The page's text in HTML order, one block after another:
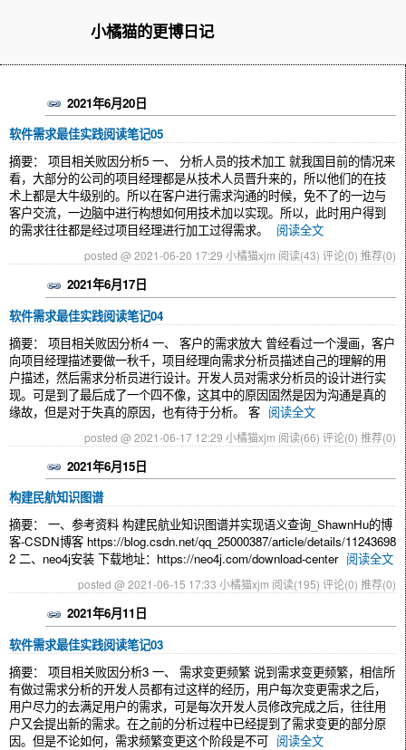
小橘猫的更博日记
2021年6月20日
软件需求最佳实践阅读笔记05
摘要： 项目相关败因分析5 一、 分析人员的技术加工 就我国目前的情况来
看，大部分的公司的项目经理都是从技术人员晋升来的，所以他们的在技
术上都是大牛级别的。所以在客户进行需求沟通的时候，免不了的一边与
客户交流，一边脑中进行构想如何用技术加以实现。所以，此时用户得到
的需求往往都是经过项目经理进行加工过得需求。
阅读全文
posted @ 2021-06-20 17:29 小橘猫xjm 阅读(43) 评论(0) 推荐(0)
2021年6月17日
软件需求最佳实践阅读笔记04
摘要： 项目相关败因分析4 一、 客户的需求放大 曾经看过一个漫画，客户
向项目经理描述要做一秋千，项目经理向需求分析员描述自己的理解的用
户描述，然后需求分析员进行设计。开发人员对需求分析员的设计进行实
现。可是到了最后成了一个四不像，这其中的原因固然是因为沟通是真的
缘故，但是对于失真的原因，也有待于分析。 客 阅读全文
posted @ 2021-06-17 12:29 小橘猫xjm 阅读(66) 评论(0) 推荐(0)
2021年6月15日
构建民航知识图谱
摘要： 一、参考资料 构建民航业知识图谱并实现语义查询_ShawnHu的博
客-CSDN博客 https://blog.csdn.net/qq_25000387/article/details/11243698
2 二、neo4j安装 下载地址：https://neo4j.com/download-center 阅读全文
posted @ 2021-06-15 17:33 小橘猫xjm 阅读(195) 评论(0) 推荐(0)
2021年6月11日
软件需求最佳实践阅读笔记03
摘要： 项目相关败因分析3 一、 需求变更频繁 说到需求变更频繁，相信所
有做过需求分析的开发人员都有过这样的经历，用户每次变更需求之后，
用户尽力的去满足用户的需求，可是每次开发人员修改完成之后，往往用
户又会提出新的需求。在之前的分析过程中已经提到了需求变更的部分原
因。但是不论如何，需求频繁变更这个阶段是不可 阅读全文